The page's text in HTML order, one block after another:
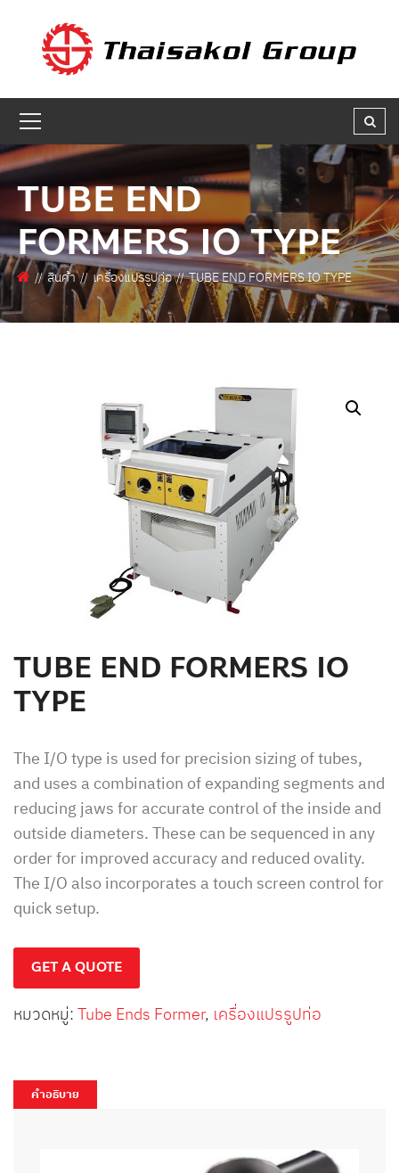
GET A QUOTE
ชื่อบริษัท :
เบอร์ติดต่อกลับ * :
อีเมล * :
สินค้าที่สนใจ :
หมวดสินค้าที่สนใจ :
รายละเอียดเพิ่มเติม :
TUBE END
FORMERS IO TYPE
สินค้า เครื่องแปรรูปท่อ TUBE END FORMERS IO TYPE
TUBE END FORMERS IO
TYPE
The I/O type is used for precision sizing of tubes,
and uses a combination of expanding segments and
reducing jaws for accurate control of the inside and
outside diameters. These can be sequenced in any
order for improved accuracy and reduced ovality.
The I/O also incorporates a touch screen control for
quick setup.
GET A QUOTE
หมวดหมู่: Tube Ends Former, เครื่องแปรรูปท่อ
คำอธิบาย